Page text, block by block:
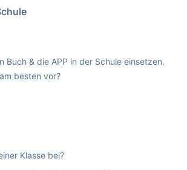
Buch & die APP in der Schule einsetzen.
besten vor?
Klasse bei?